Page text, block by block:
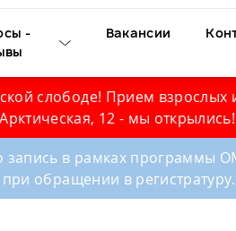
-
Вакансии
слободе! Прием взрослых
12 - мы открылись!
в рамках программы
обращении в